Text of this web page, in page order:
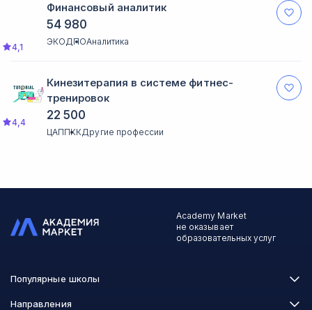
Финансовый аналитик
ЭКОДПОАналитика
4,1
54 980
Кинезитерапия в системе фитнес-
тренировок
ЦАППККДругие профессии
4,4
22 500
Academy Market
не оказывает
образовательных услуг
Популярные школы
Skillbox
Направления